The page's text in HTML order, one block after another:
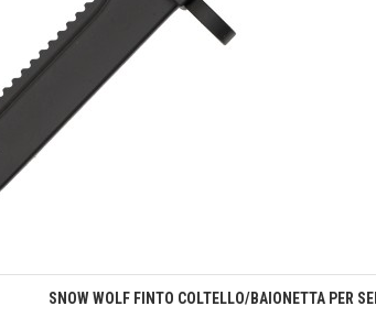
Anteprima
SNOW WOLF FINTO COLTELLO/BAIONETTA PER